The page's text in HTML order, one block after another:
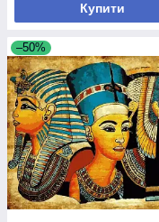
Купити
–50%